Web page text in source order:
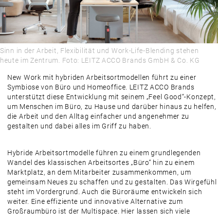
ALLES, WAS RECHT IST
PRODUKTE & MÄRKTE
DAMALS
AUSBLICK
Sinn in der Arbeit, Flexibilität und Work-Life-Blending stehen
heute im Zentrum. Foto: LEITZ ACCO Brands GmbH & Co. KG
New Work mit hybriden Arbeitsortmodellen führt zu einer
Symbiose von Büro und Homeoffice. LEITZ ACCO Brands
unterstützt diese Entwicklung mit seinem „Feel Good“-Konzept,
um Menschen im Büro, zu Hause und darüber hinaus zu helfen,
die Arbeit und den Alltag einfacher und angenehmer zu
gestalten und dabei alles im Griff zu haben.
Hybride Arbeitsortmodelle führen zu einem grundlegenden
Wandel des klassischen Arbeitsortes „Büro“ hin zu einem
Marktplatz, an dem Mitarbeiter zusammenkommen, um
gemeinsam Neues zu schaffen und zu gestalten. Das Wirgefühl
steht im Vordergrund. Auch die Büroräume entwickeln sich
weiter. Eine effiziente und innovative Alternative zum
Großraumbüro ist der Multispace. Hier lassen sich viele